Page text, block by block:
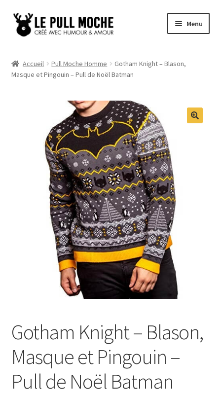
Aller
Aller
au
Menu
Pull Noël Femme
Pull Noël Homme
Pull Enfant
Pull Noël Promo
Accueil Pull Moche Homme
Gotham Knight – Blason,
Masque et Pingouin – Pull de Noël Batman
Gotham Knight – Blason,
Masque et Pingouin –
Pull de Noël Batman